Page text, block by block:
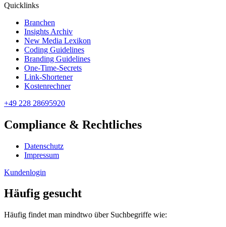
Quicklinks
Branchen
Insights Archiv
New Media Lexikon
Coding Guidelines
Branding Guidelines
One-Time-Secrets
Link-Shortener
Kostenrechner
+49 228 28695920
Compliance & Rechtliches
Datenschutz
Impressum
Kundenlogin
Häufig gesucht
Häufig findet man mindtwo über Suchbegriffe wie: